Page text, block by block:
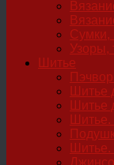
Сумки,
Узоры,
Шитье
Шитье
Шитье